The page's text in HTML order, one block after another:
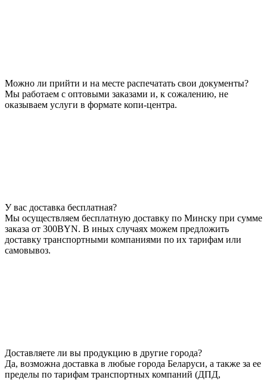
Можно ли прийти и на месте распечатать свои документы?
Мы работаем с оптовыми заказами и, к сожалению, не
оказываем услуги в формате копи-центра.
У вас доставка бесплатная?
Мы осуществляем бесплатную доставку по Минску при сумме
заказа от 300BYN. В иных случаях можем предложить
доставку транспортными компаниями по их тарифам или
самовывоз.
Доставляете ли вы продукцию в другие города?
Да, возможна доставка в любые города Беларуси, а также за ее
пределы по тарифам транспортных компаний (ДПД,